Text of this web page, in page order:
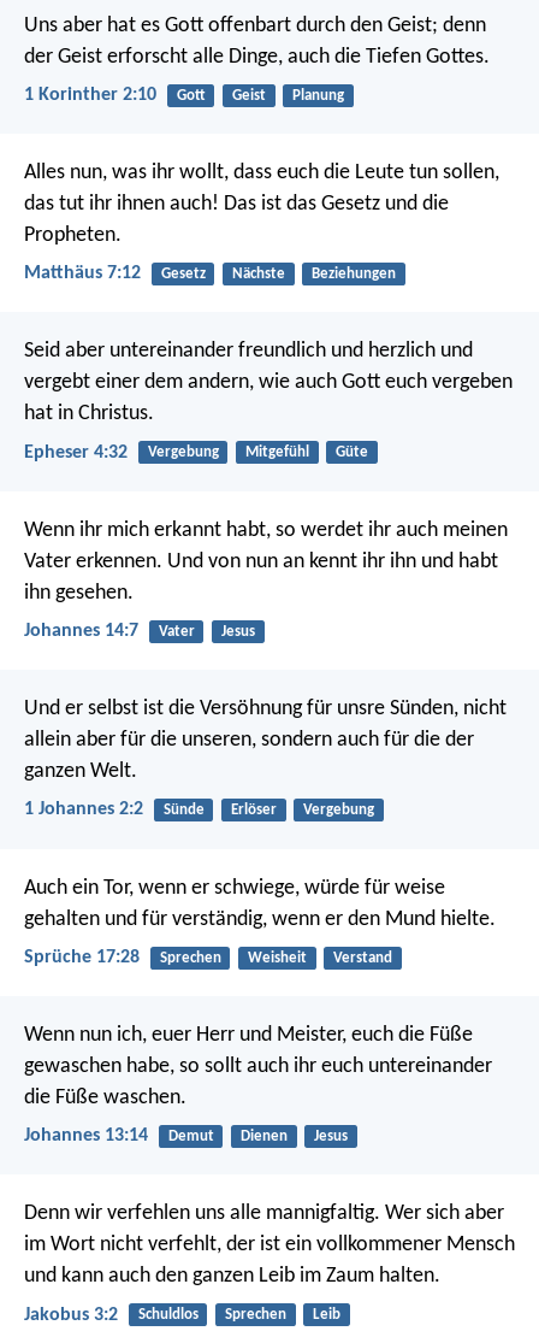
Uns aber hat es Gott offenbart durch den Geist; denn
der Geist erforscht alle Dinge, auch die Tiefen Gottes.
1 Korinther 2:10 Gott Geist Planung
Alles nun, was ihr wollt, dass euch die Leute tun sollen,
das tut ihr ihnen auch! Das ist das Gesetz und die
Propheten.
Matthäus 7:12 Gesetz Nächste Beziehungen
Seid aber untereinander freundlich und herzlich und
vergebt einer dem andern, wie auch Gott euch vergeben
hat in Christus.
Epheser 4:32 Vergebung Mitgefühl Güte
Wenn ihr mich erkannt habt, so werdet ihr auch meinen
Vater erkennen. Und von nun an kennt ihr ihn und habt
ihn gesehen.
Johannes 14:7 Vater Jesus
Und er selbst ist die Versöhnung für unsre Sünden, nicht
allein aber für die unseren, sondern auch für die der
ganzen Welt.
1 Johannes 2:2 Sünde Erlöser Vergebung
Auch ein Tor, wenn er schwiege, würde für weise
gehalten und für verständig, wenn er den Mund hielte.
Sprüche 17:28 Sprechen Weisheit Verstand
Wenn nun ich, euer Herr und Meister, euch die Füße
gewaschen habe, so sollt auch ihr euch untereinander
die Füße waschen.
Johannes 13:14 Demut Dienen Jesus
Denn wir verfehlen uns alle mannigfaltig. Wer sich aber
im Wort nicht verfehlt, der ist ein vollkommener Mensch
und kann auch den ganzen Leib im Zaum halten.
Jakobus 3:2 Schuldlos Sprechen Leib